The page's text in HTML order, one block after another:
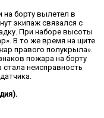
борту вылетел в
экипаж связался с
При наборе высоты
В то же время на щите
правого полукрыла».
пожара на борту
неисправность